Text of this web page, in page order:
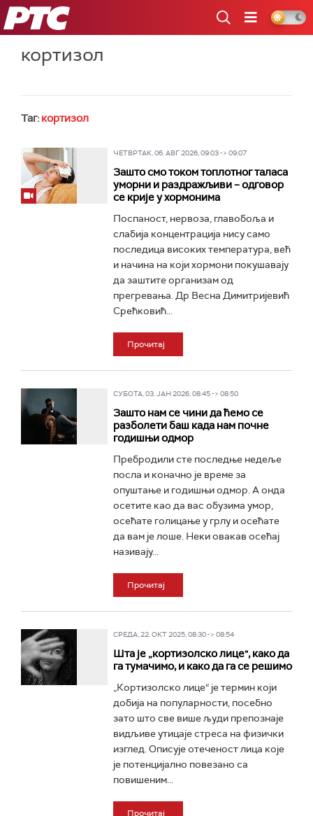
РТС
кортизол
Таг: кортизол
ЧЕТВРТАК, 06. АВГ 2026, 09:03 -> 09:07
Зашто смо током топлотног таласа
уморни и раздражљиви – одговор
се крије у хормонима
Поспаност, нервоза, главобоља и
слабија концентрација нису само
последица високих температура, већ
и начина на који хормони покушавају
да заштите организам од
прегревања. Др Весна Димитријевић
Срећковић...
Прочитај
СУБОТА, 03. ЈАН 2026, 08:45 -> 08:50
Зашто нам се чини да ћемо се
разболети баш када нам почне
годишњи одмор
Пребродили сте последње недеље
посла и коначно је време за
опуштање и годишњи одмор. А онда
осетите као да вас обузима умор,
осећате голицање у грлу и осећате
да вам је лоше. Неки овакав осећај
називају...
Прочитај
СРЕДА, 22. ОКТ 2025, 08:30 -> 08:54
Шта је „кортизолско лице", како да
га тумачимо, и како да га се решимо
„Кортизолско лице“ је термин који
добија на популарности, посебно
зато што све више људи препознаје
видљиве утицаје стреса на физички
изглед. Описује отеченост лица које
је потенцијално повезано са
повишеним...
Прочитај